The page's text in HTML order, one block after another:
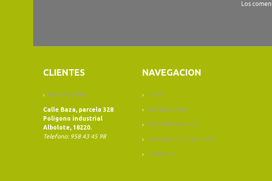
Los
CLIENTES
INICIAR SESION
Calle Baza, parcela 328
Poligono industrial
Albolote, 18220.
Telefono: 958 43 45 98
NAVEGACION
INICIO
QUIENES SOMOS
ESTACION Y PRECIOS
CALIDAD DEL COMBUSTIBLE
CONTACTO